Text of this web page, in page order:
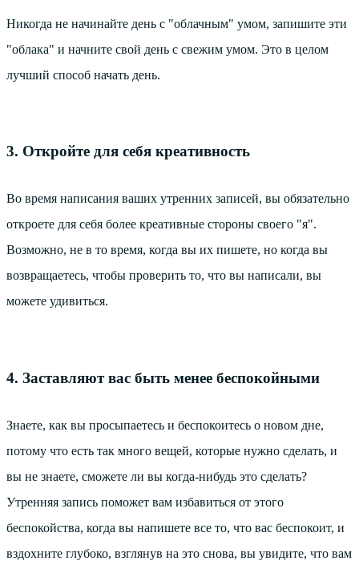
Никогда не начинайте день с "облачным" умом, запишите эти
"облака" и начните свой день с свежим умом. Это в целом
лучший способ начать день.
3. Откройте для себя креативность
Во время написания ваших утренних записей, вы обязательно
откроете для себя более креативные стороны своего "я".
Возможно, не в то время, когда вы их пишете, но когда вы
возвращаетесь, чтобы проверить то, что вы написали, вы
можете удивиться.
4. Заставляют вас быть менее беспокойными
Знаете, как вы просыпаетесь и беспокоитесь о новом дне,
потому что есть так много вещей, которые нужно сделать, и
вы не знаете, сможете ли вы когда-нибудь это сделать?
Утренняя запись поможет вам избавиться от этого
беспокойства, когда вы напишете все то, что вас беспокоит, и
вздохните глубоко, взглянув на это снова, вы увидите, что вам